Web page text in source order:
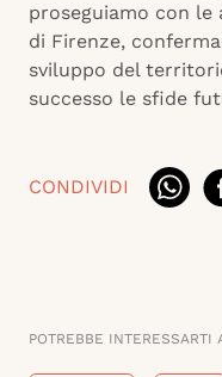
proseguiamo con le
di Firenze,
sviluppo del
successo le sfide
CONDIVIDI
POTREBBE INTERESSARTI